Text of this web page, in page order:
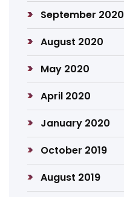
September 2020
August 2020
May 2020
April 2020
January 2020
October 2019
August 2019